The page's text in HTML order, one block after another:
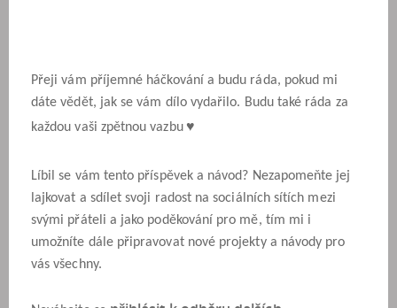
Přeji vám příjemné háčkování a budu ráda, pokud mi
dáte vědět, jak se vám dílo vydařilo. Budu také ráda za
každou vaši zpětnou vazbu♥
Líbil se vám tento příspěvek a návod? Nezapomeňte jej
lajkovat a sdílet svoji radost na sociálních sítích mezi
svými přáteli a jako poděkování pro mě, tím mi i
umožníte dále připravovat nové projekty a návody pro
vás všechny.